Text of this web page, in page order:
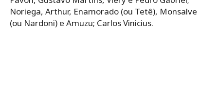
Noriega, Arthur, Enamorado (ou Tetê), Monsalve
(ou Nardoni) e Amuzu; Carlos Vinicius.